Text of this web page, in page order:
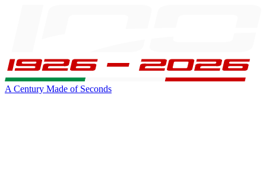
A Century Made of Seconds